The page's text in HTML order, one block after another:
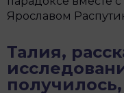
Ярославом
Талия,
получилось,